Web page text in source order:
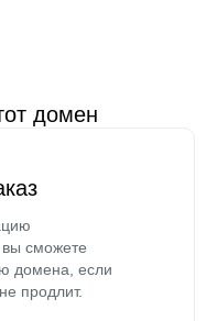
домен
сможете
домена, если
продлит.